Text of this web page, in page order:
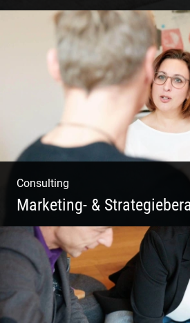
Fotografie, Marketing &
Consulting
Marketing- &
Deine Produkte oder deine
auf den Markt bringen!